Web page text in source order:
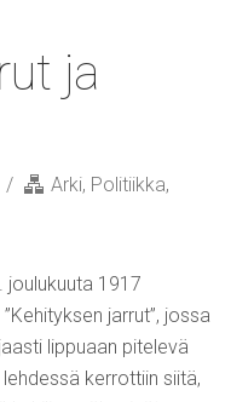
ja
Arki, Politiikka,
joulukuuta 1917
jarrut”, jossa
lippuaan pitelevä
kerrottiin siitä,